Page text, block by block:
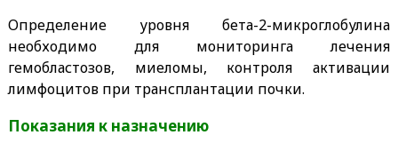
Определение уровня бета-2-микроглобулина
необходимо для мониторинга лечения
гемобластозов, миеломы, контроля активации
лимфоцитов при трансплантации почки.
Показания к назначению